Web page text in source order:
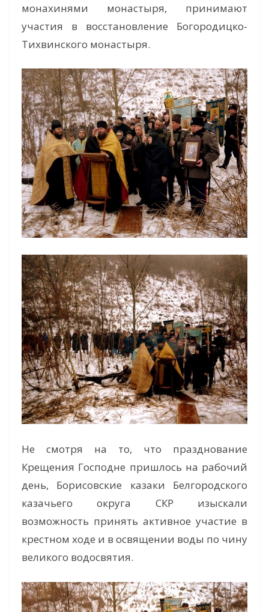
монахинями монастыря, принимают
участия в восстановление Богородицко-
Тихвинского монастыря.
Не смотря на то, что празднование
Крещения Господне пришлось на рабочий
день, Борисовские казаки Белгородского
казачьего округа СКР изыскали
возможность принять активное участие в
крестном ходе и в освящении воды по чину
великого водосвятия.